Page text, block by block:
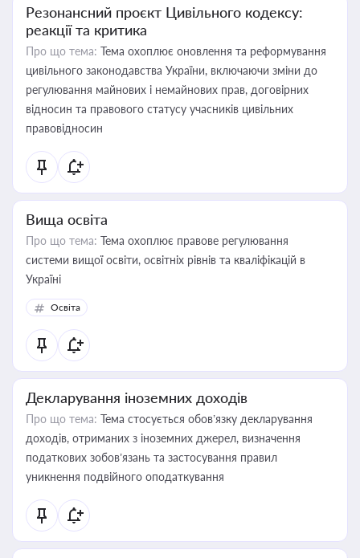
Резонансний проєкт Цивільного кодексу:
реакції та критика
Про що тема: Тема охоплює оновлення та реформування
цивільного законодавства України, включаючи зміни до
регулювання майнових і немайнових прав, договірних
відносин та правового статусу учасників цивільних
правовідносин
Вища освіта
Про що тема: Тема охоплює правове регулювання
системи вищої освіти, освітніх рівнів та кваліфікацій в
Україні
Освіта
Декларування іноземних доходів
Про що тема: Тема стосується обов’язку декларування
доходів, отриманих з іноземних джерел, визначення
податкових зобов’язань та застосування правил
уникнення подвійного оподаткування